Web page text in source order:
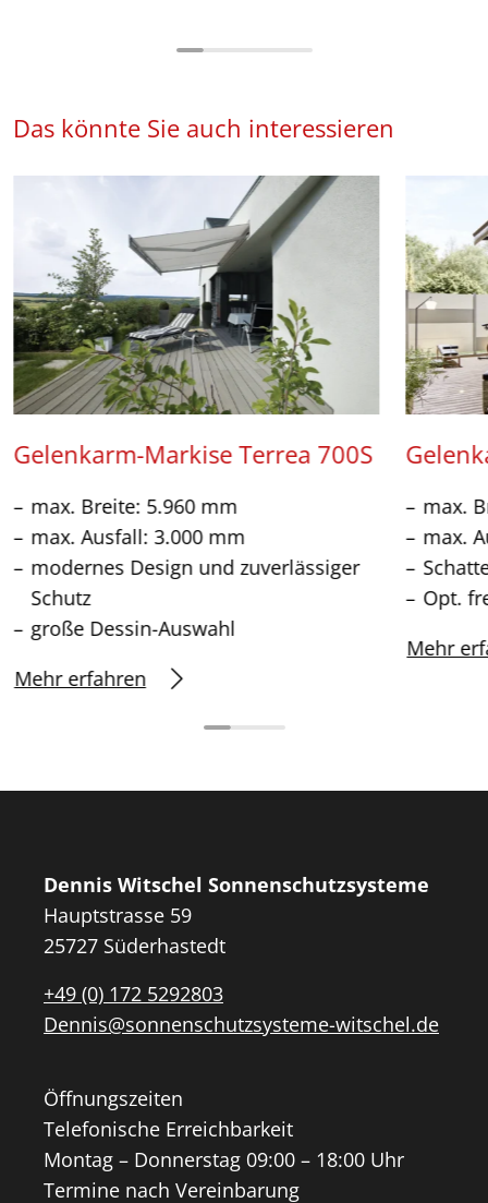
Das könnte Sie auch interessieren
Gelenkarm-Markise Terrea 700S
max. Breite: 5.960 mm
max. Ausfall: 3.000 mm
modernes Design und zuverlässiger
Schutz
große Dessin-Auswahl
Mehr erfahren
max.
max.
Opt.
Mehr
Dennis Witschel Sonnenschutzsysteme
Hauptstrasse 59
25727 Süderhastedt
+49 (0) 172 5292803
Dennis@sonnenschutzsysteme-witschel.de
Öffnungszeiten
Telefonische Erreichbarkeit
Montag – Donnerstag 09:00 – 18:00 Uhr
Termine nach Vereinbarung